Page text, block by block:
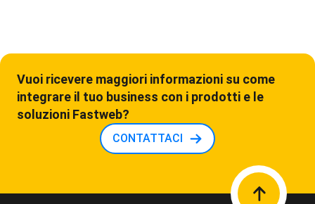
Vuoi ricevere maggiori informazioni su come
integrare il tuo business con i prodotti e le
soluzioni Fastweb?
CONTATTACI